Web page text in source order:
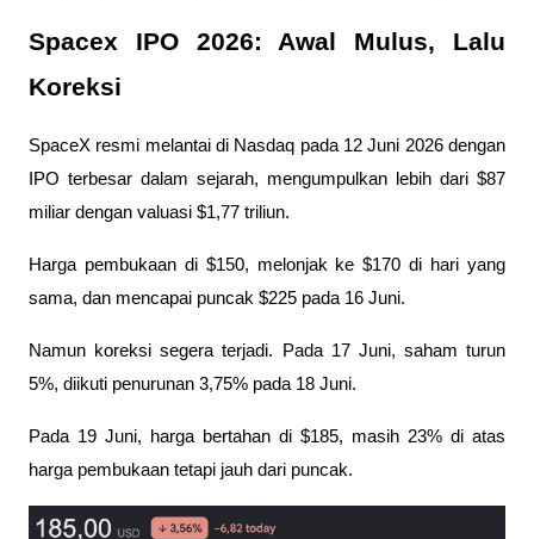
Spacex IPO 2026: Awal Mulus, Lalu
Koreksi
SpaceX resmi melantai di Nasdaq pada 12 Juni 2026 dengan
IPO terbesar dalam sejarah, mengumpulkan lebih dari $87
miliar dengan valuasi $1,77 triliun.
Harga pembukaan di $150, melonjak ke $170 di hari yang
sama, dan mencapai puncak $225 pada 16 Juni.
Namun koreksi segera terjadi. Pada 17 Juni, saham turun
5%, diikuti penurunan 3,75% pada 18 Juni.
Pada 19 Juni, harga bertahan di $185, masih 23% di atas
harga pembukaan tetapi jauh dari puncak.